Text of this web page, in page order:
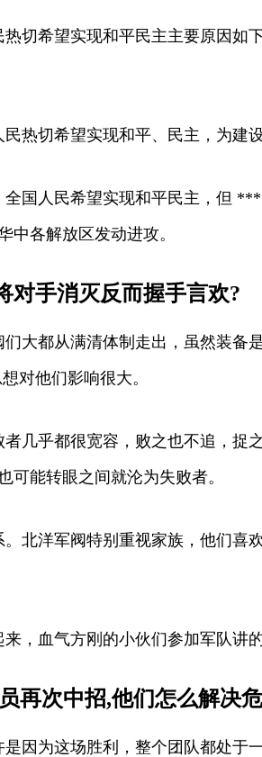
切希望实现和平民主主要原因
热切希望实现和平、民主，为建
全国人民希望实现和平民主，但
中各解放区发动进攻。
对手消灭反而握手言欢?
大都从满清体制走出，虽然装
对他们影响很大。
几乎都很宽容，败之也不追，
可能转眼之间就沦为失败者。
北洋军阀特别重视家族，他们
，血气方刚的小伙们参加军队讲
再次中招,他们怎么解决
因为这场胜利，整个团队都处